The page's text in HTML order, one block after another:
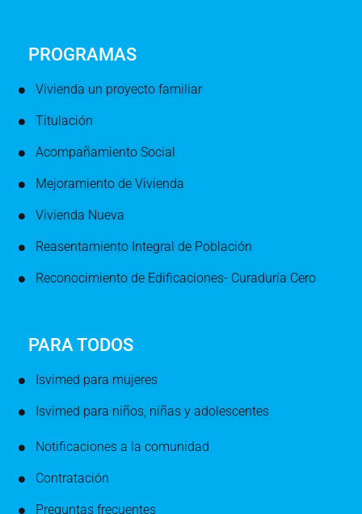
PROGRAMAS
Vivienda un proyecto familiar
Titulación
Acompañamiento Social
Mejoramiento de Vivienda
Vivienda Nueva
Reasentamiento Integral de Población
Reconocimiento de Edificaciones- Curaduría Cero
PARA TODOS
Isvimed para mujeres
Isvimed para niños, niñas y adolescentes
Notificaciones a la comunidad
Contratación
Preguntas frecuentes